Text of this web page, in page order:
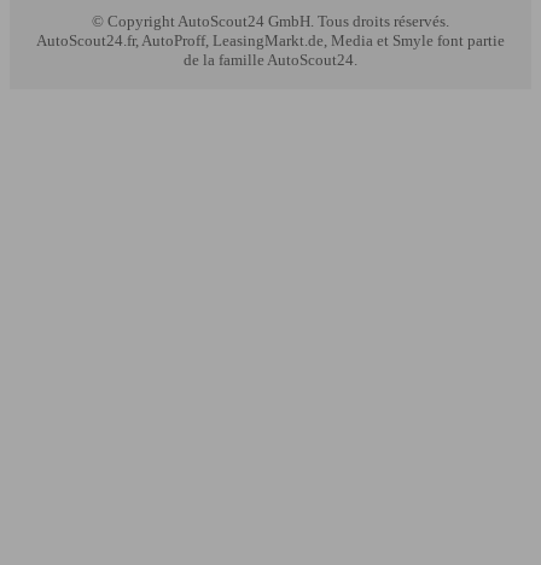
© CopyrightAutoScout24 GmbH. Tous droits réservés.
AutoScout24.fr, AutoProff, LeasingMarkt.de, Media et Smyle font partie
de la famille AutoScout24.